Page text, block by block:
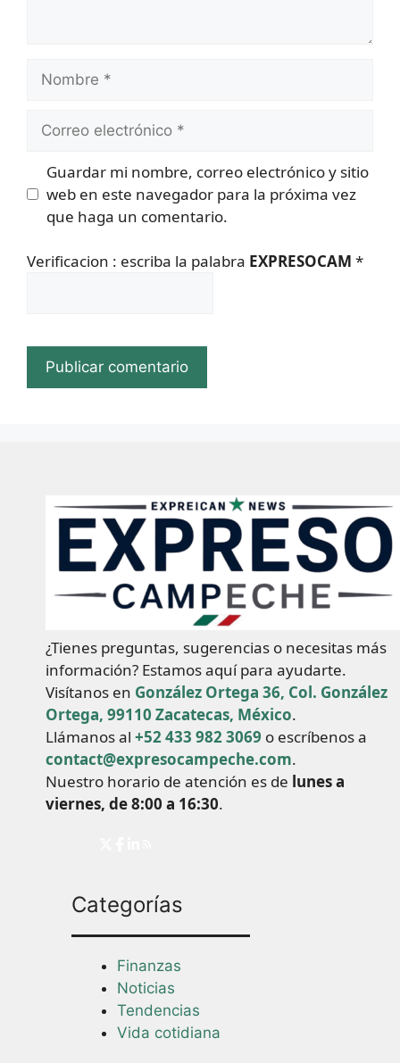
electrónico
Guardar mi nombre, correo electrónico y sitio
web en este navegador para la próxima vez
que haga un comentario.
Verificacion : escriba la palabra EXPRESOCAM *
¿Tienes preguntas, sugerencias o necesitas más
información? Estamos aquí para ayudarte.
Visítanos en González Ortega 36, Col. González
Ortega, 99110 Zacatecas, México.
Llámanos al +52 433 982 3069 o escríbenos a
contact@expresocampeche.com.
Nuestro horario de atención es de lunes a
viernes, de 8:00 a 16:30.
Categorías
Finanzas
Noticias
Tendencias
Vida cotidiana